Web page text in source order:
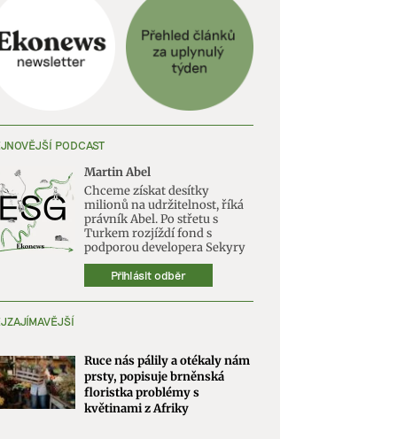
PODCAST
Martin Abel
Chceme získat desítky
milionů na udržitelnost, říká
právník Abel. Po střetu s
Turkem rozjíždí fond s
podporou developera Sekyry
Přihlásit odběr
Ruce nás pálily a otékaly nám
prsty, popisuje brněnská
floristka problémy s
květinami z Afriky